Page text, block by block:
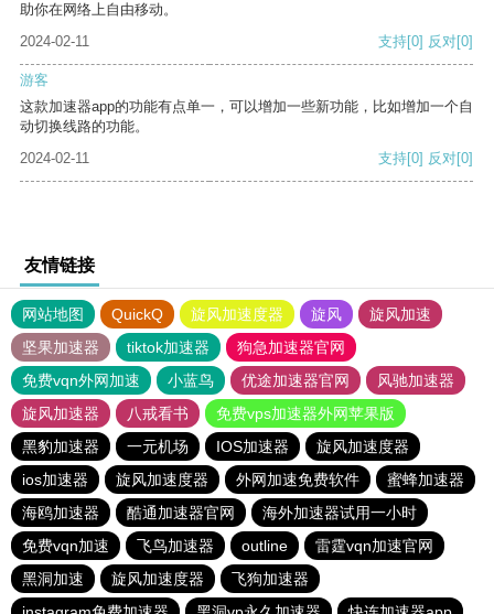
助你在网络上自由移动。
2024-02-11
支持[0] 反对[0]
游客
这款加速器app的功能有点单一，可以增加一些新功能，比如增加一个自
动切换线路的功能。
2024-02-11
支持[0] 反对[0]
友情链接
网站地图 QuickQ 旋风加速度器 旋风
旋风加速
坚果加速器
tiktok加速器
狗急加速器官网
免费vqn外网加速
小蓝鸟 优途加速器官网
风驰加速器
旋风加速器
八戒看书
免费vps加速器外网苹果版
黑豹加速器
一元机场 IOS加速器
旋风加速度器
ios加速器
旋风加速度器 外网加速免费软件
蜜蜂加速器
海鸥加速器
酷通加速器官网
海外加速器试用一小时
免费vqn加速
飞鸟加速器 outline
雷霆vqn加速官网
黑洞加速
旋风加速度器
飞狗加速器